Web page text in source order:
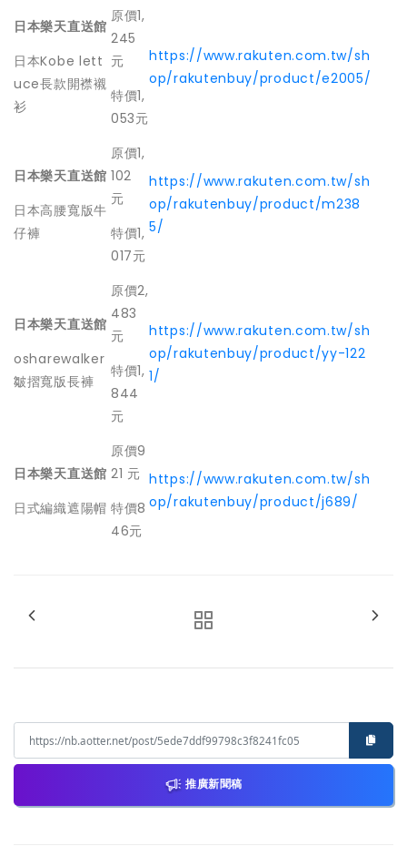
日本樂天直送館
日本Kobe lett
uce長款開襟襯
衫
原價1,
245
元
特價1,
053元
https://www.rakuten.com.tw/sh
op/rakutenbuy/product/e2005/
日本樂天直送館
日本高腰寬版牛
仔褲
原價1,
102
元
特價1,
017元
https://www.rakuten.com.tw/sh
op/rakutenbuy/product/m238
5/
日本樂天直送館
osharewalker
皺摺寬版長褲
原價2,
483
元
特價1,
844
元
https://www.rakuten.com.tw/sh
op/rakutenbuy/product/yy-122
1/
日本樂天直送館
日式編織遮陽帽
原價9
21 元
特價8
46元
https://www.rakuten.com.tw/sh
op/rakutenbuy/product/j689/
推廣新聞稿